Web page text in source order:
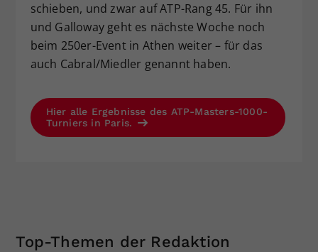
schieben, und zwar auf ATP-Rang 45. Für ihn
und Galloway geht es nächste Woche noch
beim 250er-Event in Athen weiter – für das
auch Cabral/Miedler genannt haben.
Hier alle Ergebnisse des ATP-Masters-1000-
Turniers in Paris.
Top-Themen der Redaktion